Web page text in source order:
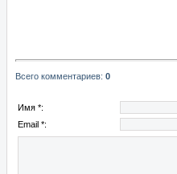
Всего комментариев: 0
Имя *:
Email *: